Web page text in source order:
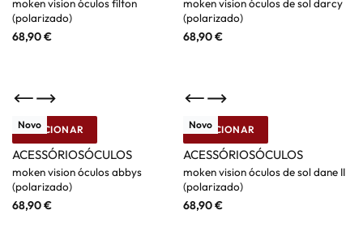
moken vision óculos filton
(polarizado)
68,90€
moken vision óculos de sol darcy
(polarizado)
68,90€
Novo
ADICIONAR
Moken
ACESSÓRIOSÓCULOS
moken vision óculos abbys
(polarizado)
68,90€
Novo
ADICIONAR
Moken
ACESSÓRIOSÓCULOS
moken vision óculos de sol dane II
(polarizado)
68,90€